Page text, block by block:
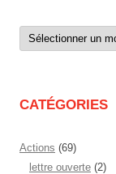
Archives
par
CATÉGORIES
Actions (69)
lettre ouverte (2)